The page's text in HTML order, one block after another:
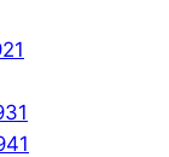
1
1
1